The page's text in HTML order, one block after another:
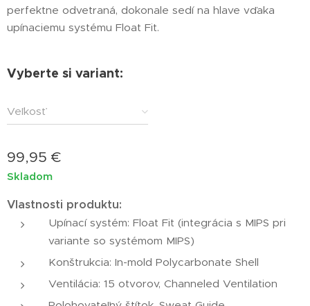
perfektne odvetraná, dokonale sedí na hlave vďaka
upínaciemu systému Float Fit.
Vyberte si variant:
Veľkosť
99,95 €
Skladom
Vlastnosti produktu:
Upínací systém: Float Fit (integrácia s MIPS pri
variante so systémom MIPS)
Konštrukcia: In-mold Polycarbonate Shell
Ventilácia: 15 otvorov, Channeled Ventilation